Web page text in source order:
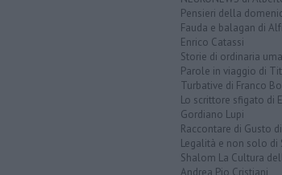
Pensieri della
Fauda e balagan di
Enrico Catassi
Storie di ordinaria
Parole in viaggio di
Turbative di Franco
Lo scrittore sfigato di
Gordiano Lupi
Raccontare di Gusto
Legalità e non solo di
Shalom La Cultura